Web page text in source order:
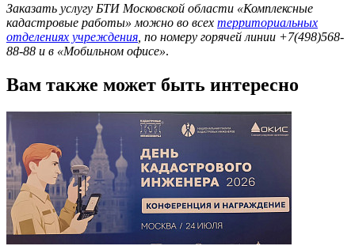
Заказать услугу БТИ Московской области «Комплексные
кадастровые работы» можно во всех территориальных
отделениях учреждения , по номеру горячей линии +7(498)568-
88-88 и в «Мобильном офисе».
Вам также может быть интересно